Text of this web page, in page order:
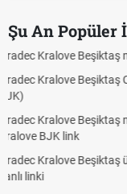
Şu An Popüler
Hradec Kralove -
Hradec Kralove
Trivela Nedir?
Röveşata Nedir?
Plonjon Nedir?